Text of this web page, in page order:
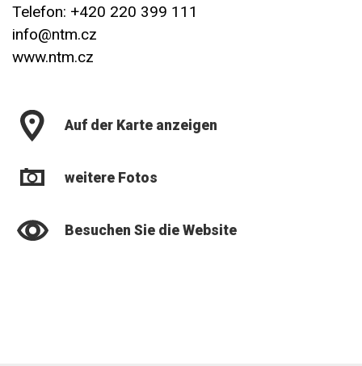
Telefon: +420 220 399 111
info@ntm.cz
www.ntm.cz
Auf der Karte anzeigen
weitere Fotos
Besuchen Sie die Website